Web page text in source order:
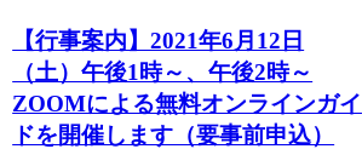
【行事案内】2021年6月12日
（土）午後1時～、午後2時～
ZOOMによる無料オンラインガイ
ドを開催します（要事前申込）